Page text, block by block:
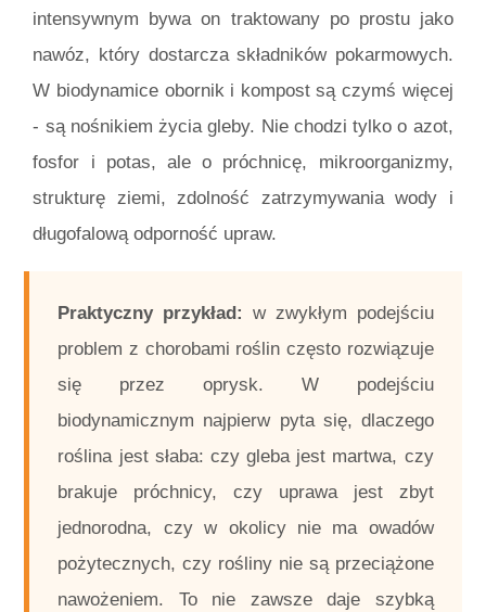
intensywnym bywa on traktowany po prostu jako
nawóz, który dostarcza składników pokarmowych.
W biodynamice obornik i kompost są czymś więcej
- są nośnikiem życia gleby. Nie chodzi tylko o azot,
fosfor i potas, ale o próchnicę, mikroorganizmy,
strukturę ziemi, zdolność zatrzymywania wody i
długofalową odporność upraw.
Praktyczny przykład: w zwykłym podejściu
problem z chorobami roślin często rozwiązuje
się przez oprysk. W podejściu
biodynamicznym najpierw pyta się, dlaczego
roślina jest słaba: czy gleba jest martwa, czy
brakuje próchnicy, czy uprawa jest zbyt
jednorodna, czy w okolicy nie ma owadów
pożytecznych, czy rośliny nie są przeciążone
nawożeniem. To nie zawsze daje szybką